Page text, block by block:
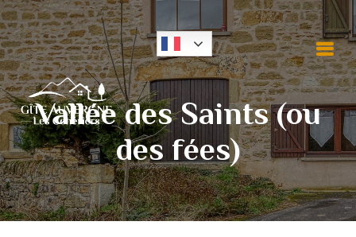
Vallée des Saints (ou
des fées)
Panneau de gestion des cookies